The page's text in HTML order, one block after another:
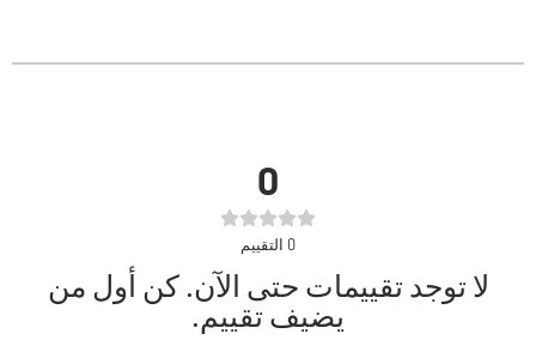
0
0 التقييم
لا توجد تقييمات حتى الآن. كن أول من
يضيف تقييم.